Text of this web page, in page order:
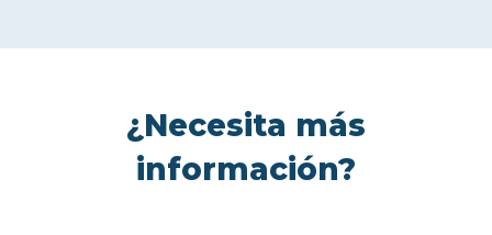
¿Necesita más
información?